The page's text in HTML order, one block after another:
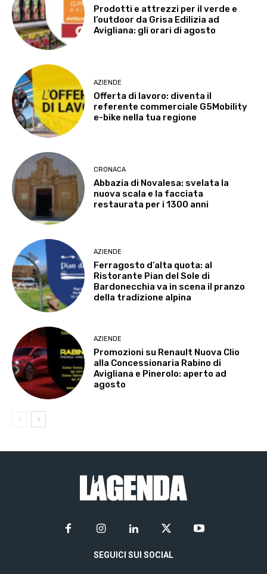
Prodotti e attrezzi per il verde e
l’outdoor da Grisa Edilizia ad
Avigliana: gli orari di agosto
AZIENDE
Offerta di lavoro: diventa il
referente commerciale G5Mobility
e-bike nella tua regione
CRONACA
Abbazia di Novalesa: svelata la
nuova scala e la facciata
restaurata per i 1300 anni
AZIENDE
Ferragosto d’alta quota: al
Ristorante Pian del Sole di
Bardonecchia va in scena il pranzo
della tradizione alpina
AZIENDE
Promozioni su Renault Nuova Clio
alla Concessionaria Rabino di
Avigliana e Pinerolo: aperto ad
agosto
SEGUICI SUI SOCIAL